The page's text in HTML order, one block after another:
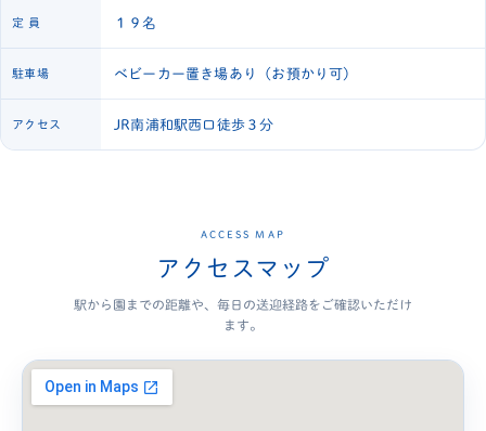
定 員 １９名
駐車場 ベビーカー置き場あり（お預かり可）
アクセス JR南浦和駅西口徒歩３分
ACCESS MAP
アクセスマップ
駅から園までの距離や、毎日の送迎経路をご確認いただけ
ます。